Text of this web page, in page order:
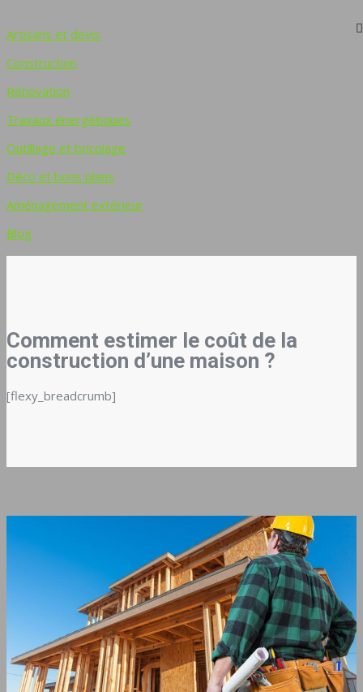
Artisans et devis
Construction
Rénovation
Travaux énergétiques
Outillage et bricolage
Déco et bons plans
Aménagement extérieur
Blog
Comment estimer le coût de la
construction d’une maison ?
[flexy_breadcrumb]